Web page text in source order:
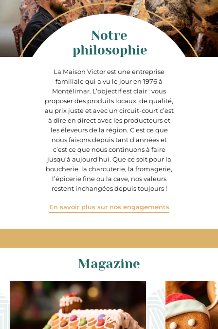
La Maison Victor est une entreprise
familiale qui a vu le jour en 1976 à
Montélimar. L’objectif est clair : vous
proposer des produits locaux, de qualité,
au prix juste et avec un circuit-court c’est
à dire en direct avec les producteurs et
les éleveurs de la région. C’est ce que
nous faisons depuis tant d’années et
c’est ce que nous continuons à faire
jusqu’à aujourd’hui. Que ce soit pour la
boucherie, la charcuterie, la fromagerie,
l’épicerie fine ou la cave, nos valeurs
restent inchangées depuis toujours !
En savoir plus sur nos engagements
Notre
philosophie
Magazine